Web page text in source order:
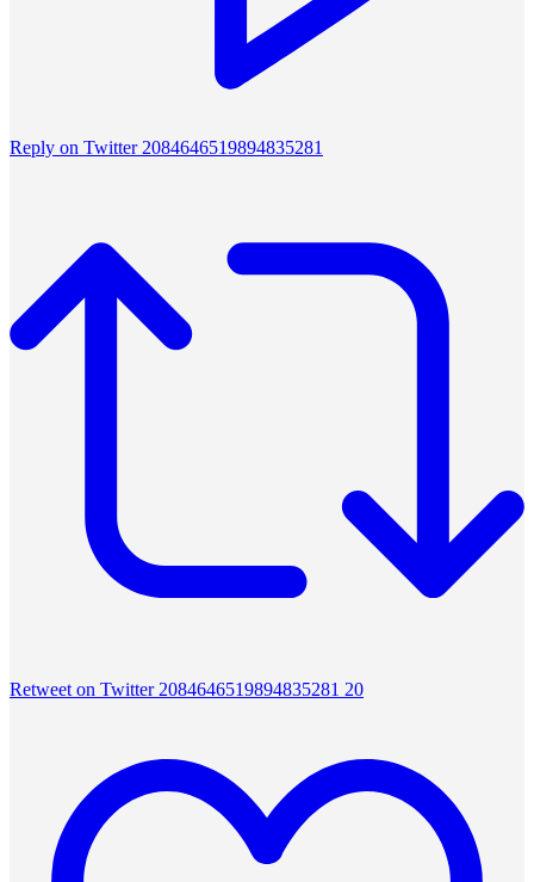
Reply on Twitter 2084646519894835281
Retweet on Twitter 2084646519894835281 20